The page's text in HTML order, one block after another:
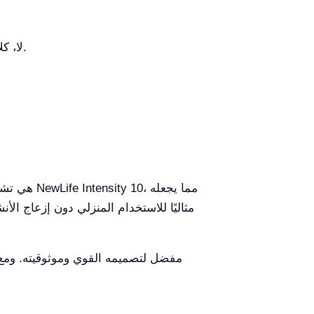
لا، كلا الجهازين يتطلبان وصفة طبية من متخصص في الرعاية الصحية لضمان تلبيتهما للاحتياجات الطبية بأمان وفعالية.
مثاليًا للاستخدام المنزلي دون إزعاج